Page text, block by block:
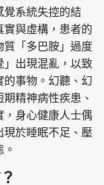
The Standard
JobMarket
覺系統失控的結
實與虛構，患者的
質「多巴胺」過度
」出現混亂，以致
事物。幻聽、幻
精神病性疾患、
身心健康人士偶
於睡眠不足、壓